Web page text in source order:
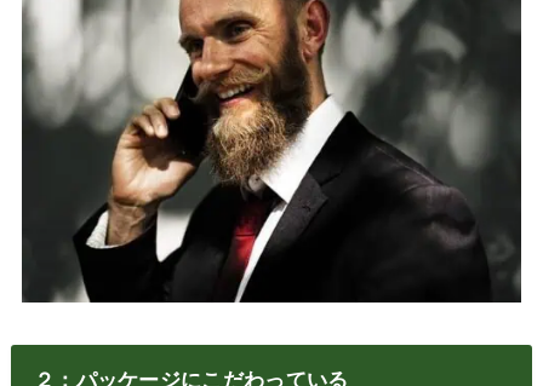
２：パッケージにこだわっている